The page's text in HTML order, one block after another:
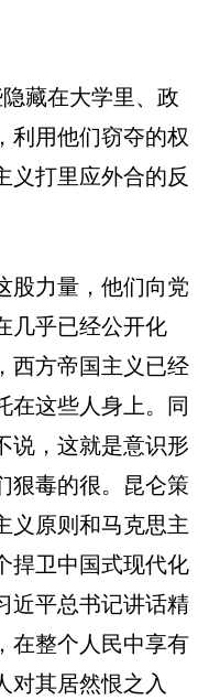
藏在大学里、政
利用他们窃夺的权
义打里应外合的反
股力量，他们向党
几乎已经公开化
西方帝国主义已经
在这些人身上。同
说，这就是意识形
狠毒的很。昆仑策
义原则和马克思主
捍卫中国式现代化
近平总书记讲话精
在整个人民中享有
对其居然恨之入